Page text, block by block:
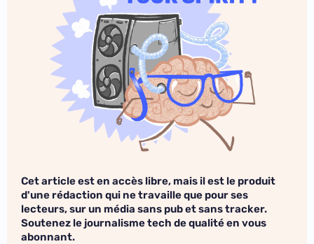
Cet article est en accès libre, mais il est le produit
d'une rédaction qui ne travaille que pour ses
lecteurs, sur un média sans pub et sans tracker.
Soutenez le journalisme tech de qualité en vous
abonnant.